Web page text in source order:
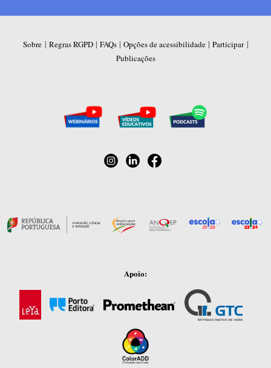
Sobre | Regras RGPD| FAQs| Opções de acessibilidade| Participar|
Publicações
Apoio: